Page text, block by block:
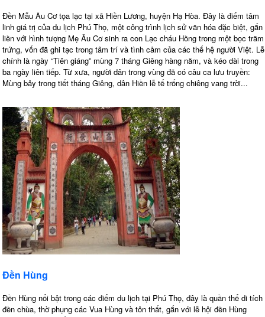
Đền Mẫu Âu Cơ tọa lạc tại xã Hiền Lương, huyện Hạ Hòa. Đây là điểm tâm
linh giá trị của du lịch Phú Thọ, một công trình lịch sử văn hóa đặc biệt, gắn
liền với hình tượng Mẹ Âu Cơ sinh ra con Lạc cháu Hồng trong một bọc trăm
trứng, vốn đã ghi tạc trong tâm trí và tình cảm của các thế hệ người Việt. Lễ
chính là ngày “Tiên giáng” mùng 7 tháng Giêng hàng năm, và kéo dài trong
ba ngày liên tiếp. Từ xưa, người dân trong vùng đã có câu ca lưu truyền:
Mùng bảy trong tiết tháng Giêng, dân Hiền lễ tế trống chiêng vang trời...
Đền Hùng
Đền Hùng nổi bật trong các điểm du lịch tại Phú Thọ, đây là quần thể di tích
đền chùa, thờ phụng các Vua Hùng và tôn thất, gắn với lễ hội đền Hùng